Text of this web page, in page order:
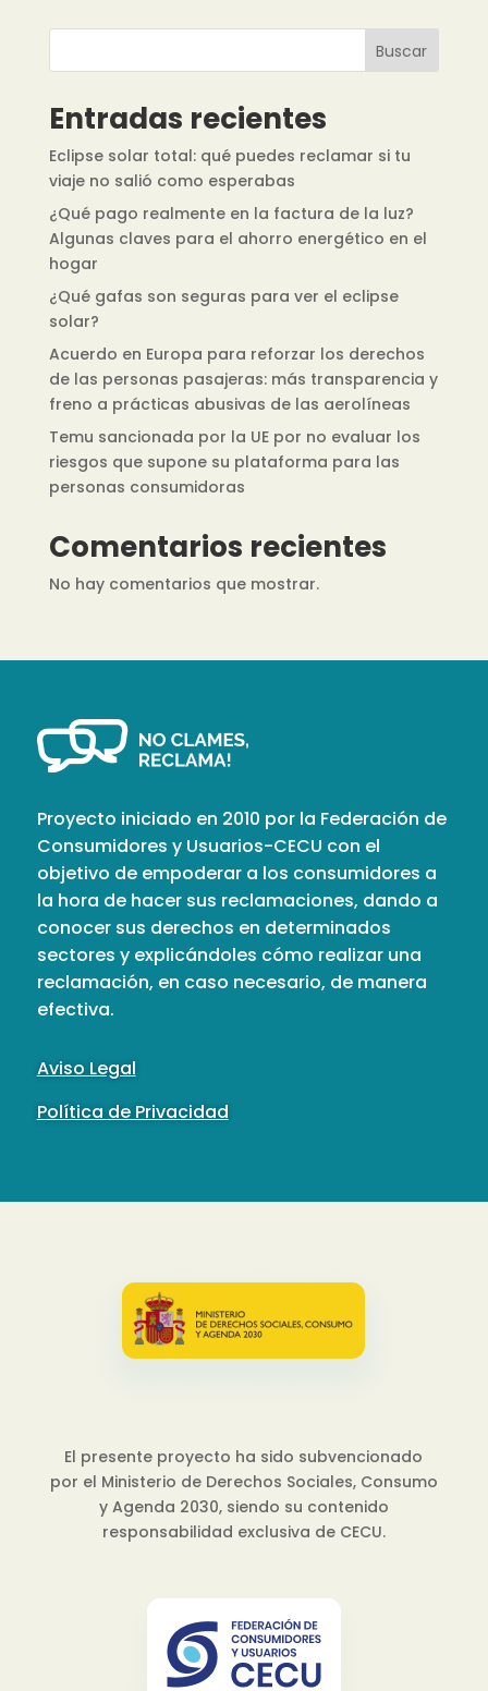
Buscar
Entradas recientes
Eclipse solar total: qué puedes reclamar si tu
viaje no salió como esperabas
¿Qué pago realmente en la factura de la luz?
Algunas claves para el ahorro energético en el
hogar
¿Qué gafas son seguras para ver el eclipse
solar?
Acuerdo en Europa para reforzar los derechos
de las personas pasajeras: más transparencia y
freno a prácticas abusivas de las aerolíneas
Temu sancionada por la UE por no evaluar los
riesgos que supone su plataforma para las
personas consumidoras
Comentarios recientes
No hay comentarios que mostrar.
Proyecto iniciado en 2010 por la Federación de
Consumidores y Usuarios-CECU con el
objetivo de empoderar a los consumidores a
la hora de hacer sus reclamaciones, dando a
conocer sus derechos en determinados
sectores y explicándoles cómo realizar una
reclamación, en caso necesario, de manera
efectiva.
Aviso Legal
Política de Privacidad
El presente proyecto ha sido subvencionado
por el Ministerio de Derechos Sociales, Consumo
y Agenda 2030, siendo su contenido
responsabilidad exclusiva de CECU.